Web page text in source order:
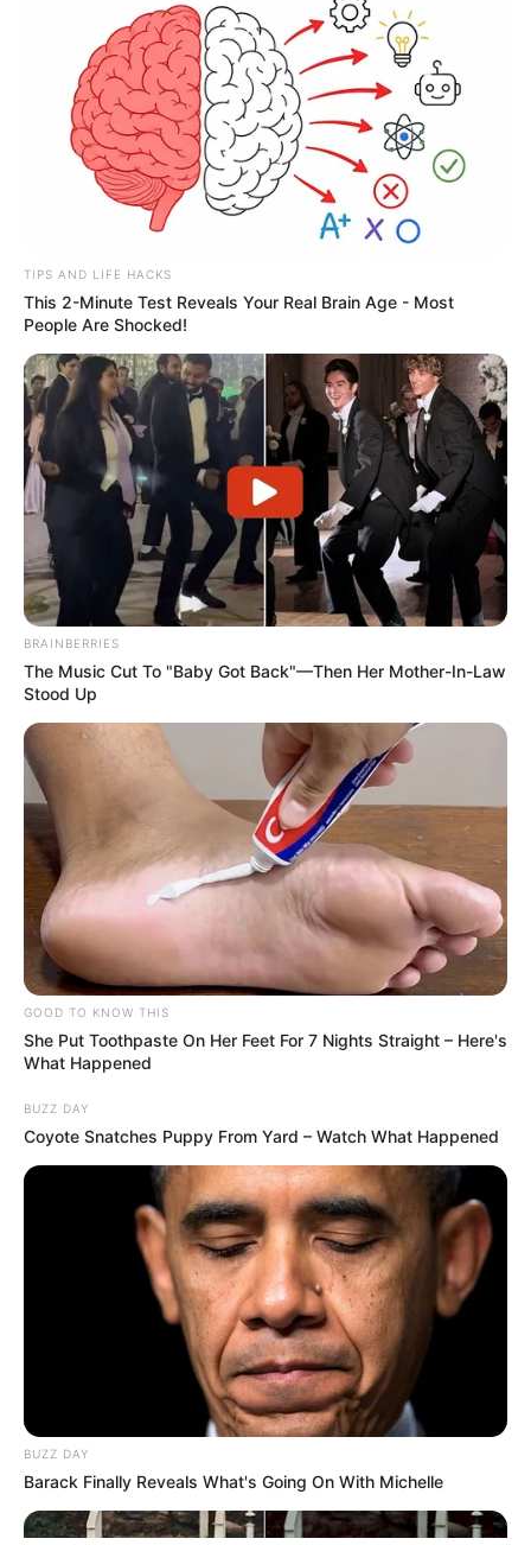
TAGS
ΕΥΒΟΙΑ
ΤΑΥΤΟΤΗΤΑ ΚΑΙ ΕΠΙΚΟΙΝΩΝΙΑ ΟΡΟΙ ΧΡΗΣΗΣ
TIPS AND LIFE HACKS
This 2-Minute Test Reveals Your Real Brain Age - Most
People Are Shocked!
BRAINBERRIES
The Music Cut To "Baby Got Back"—Then Her Mother-In-Law
Stood Up
GOOD TO KNOW THIS
She Put Toothpaste On Her Feet For 7 Nights Straight – Here's
What Happened
BUZZ DAY
Coyote Snatches Puppy From Yard – Watch What Happened
BUZZ DAY
Barack Finally Reveals What's Going On With Michelle